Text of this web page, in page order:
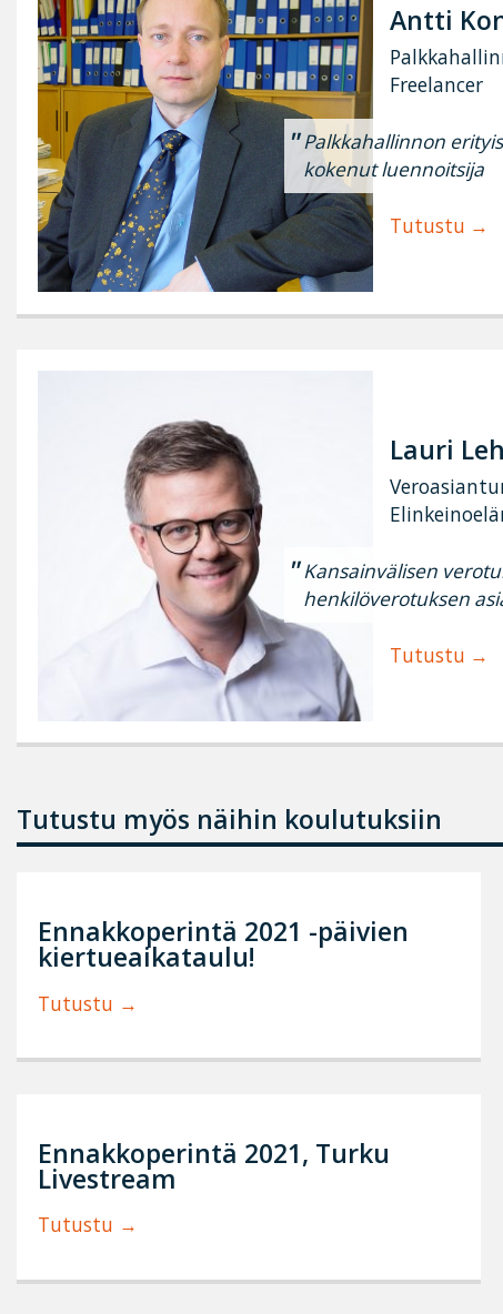
Antti
Freelancer
Palkkahallinnon
kokenut luennoitsija
Tutustu
Lauri
Kansainvälisen
henkilöverotuksen
Tutustu
Tutustu myös näihin koulutuksiin
Ennakkoperintä 2021 -päivien
kiertueaikataulu!
Tutustu
Ennakkoperintä 2021, Turku
Livestream
Tutustu